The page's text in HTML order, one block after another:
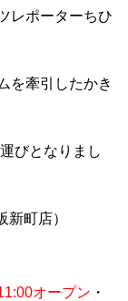
レポーターちひ
を牽引したかき
びとなりまし
町店）
オープン ・